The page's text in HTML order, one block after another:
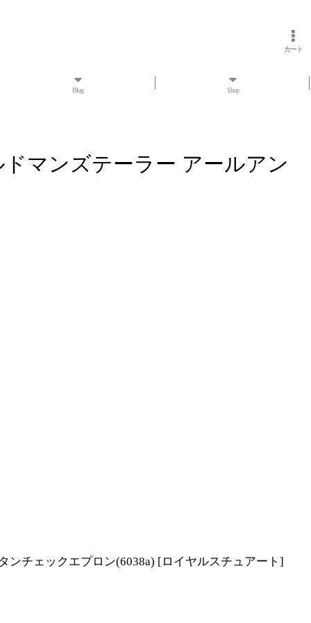
カート
Blog Shop
ドマンズテーラー アールアン
ンチェックエプロン(6038a) [ ロイヤルスチュアート ]